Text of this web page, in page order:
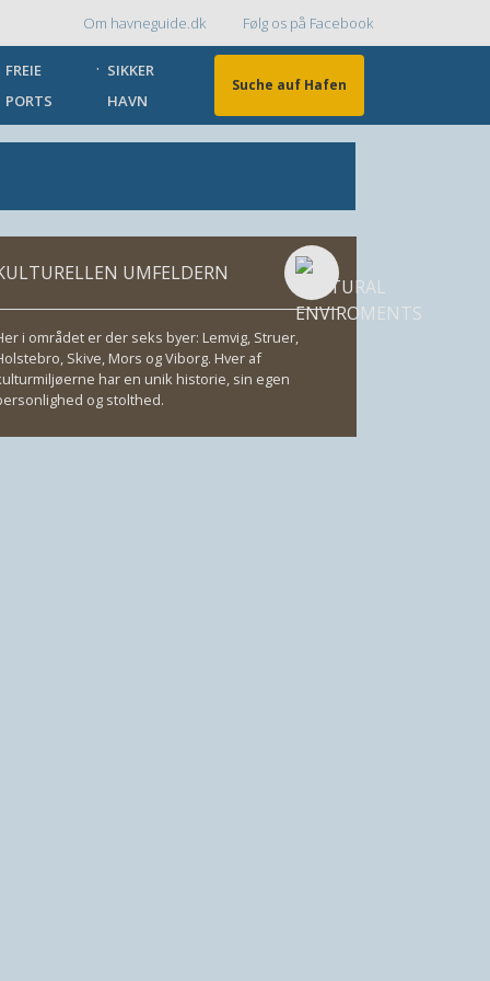
Topmenu
Om havneguide.dk Følg os på Facebook
FREIE
PORTS
SIKKER
HAVN
Suche auf Hafen
UMFELDERN
i området er der seks byer: Lemvig, Struer,
Skive, Mors og Viborg. Hver af
har en unik historie, sin egen
og stolthed.